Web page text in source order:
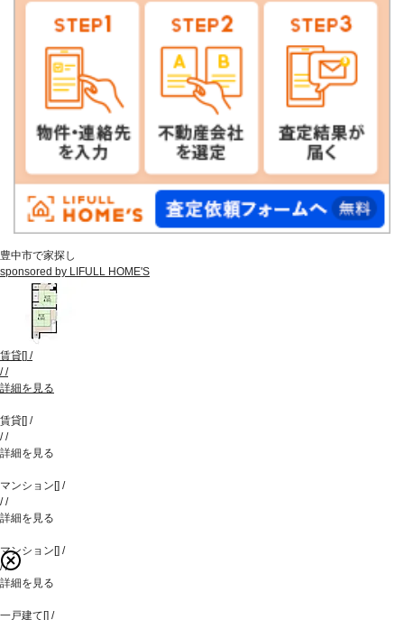
豊中市で家探し
sponsored by LIFULL HOME'S
賃貸[] /
//
詳細を見る
賃貸[] /
//
詳細を見る
マンション [] /
//
詳細を見る
マンション [] /
//
詳細を見る
一戸建て [] /